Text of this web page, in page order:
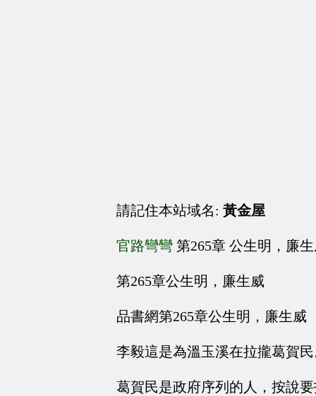
請記住本站域名: 黃金屋
官路彎彎 第265章 公生明，廉
第265章公生明，廉生威
品書網第265章公生明，廉生威
李毅這是為溫玉溪在拉攏葛賀
葛賀民是政府序列的人，按說